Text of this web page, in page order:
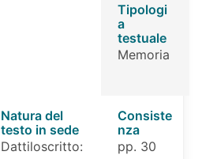
Tipologi
a
testuale
Memoria
Natura del
testo in sede
Dattiloscritto:
Consiste
nza
pp. 30